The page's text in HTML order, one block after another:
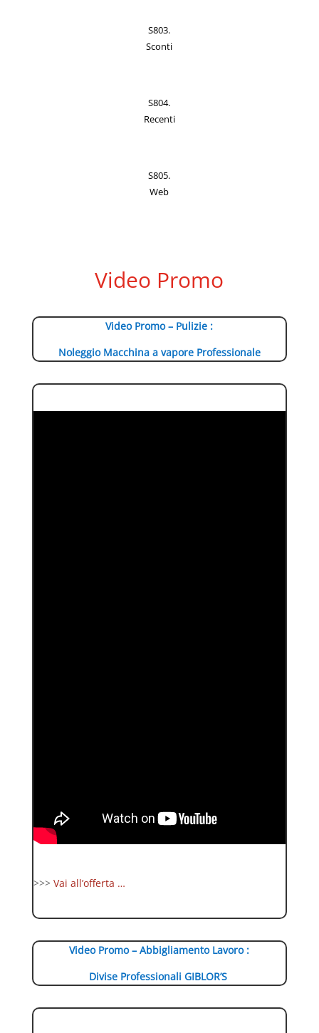
S803.
Sconti
S804.
Recenti
S805.
Web
Video Promo
Video Promo – Pulizie :
Noleggio Macchina a vapore Professionale
>>> Vai all’offerta …
Video Promo – Abbigliamento Lavoro :
Divise Professionali GIBLOR’S